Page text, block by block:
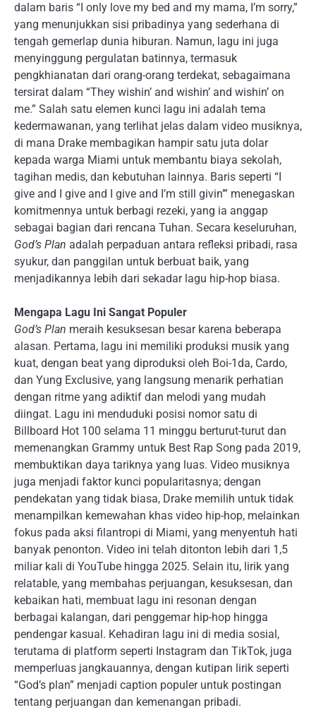
dalam baris “I only love my bed and my mama, I’m sorry,”
yang menunjukkan sisi pribadinya yang sederhana di
tengah gemerlap dunia hiburan. Namun, lagu ini juga
menyinggung pergulatan batinnya, termasuk
pengkhianatan dari orang-orang terdekat, sebagaimana
tersirat dalam “They wishin’ and wishin’ and wishin’ on
me.” Salah satu elemen kunci lagu ini adalah tema
kedermawanan, yang terlihat jelas dalam video musiknya,
di mana Drake membagikan hampir satu juta dolar
kepada warga Miami untuk membantu biaya sekolah,
tagihan medis, dan kebutuhan lainnya. Baris seperti “I
give and I give and I give and I’m still givin’” menegaskan
komitmennya untuk berbagi rezeki, yang ia anggap
sebagai bagian dari rencana Tuhan. Secara keseluruhan,
God’s Plan adalah perpaduan antara refleksi pribadi, rasa
syukur, dan panggilan untuk berbuat baik, yang
menjadikannya lebih dari sekadar lagu hip-hop biasa.
Mengapa Lagu Ini Sangat Populer
God’s Plan meraih kesuksesan besar karena beberapa
alasan. Pertama, lagu ini memiliki produksi musik yang
kuat, dengan beat yang diproduksi oleh Boi-1da, Cardo,
dan Yung Exclusive, yang langsung menarik perhatian
dengan ritme yang adiktif dan melodi yang mudah
diingat. Lagu ini menduduki posisi nomor satu di
Billboard Hot 100 selama 11 minggu berturut-turut dan
memenangkan Grammy untuk Best Rap Song pada 2019,
membuktikan daya tariknya yang luas. Video musiknya
juga menjadi faktor kunci popularitasnya; dengan
pendekatan yang tidak biasa, Drake memilih untuk tidak
menampilkan kemewahan khas video hip-hop, melainkan
fokus pada aksi filantropi di Miami, yang menyentuh hati
banyak penonton. Video ini telah ditonton lebih dari 1,5
miliar kali di YouTube hingga 2025. Selain itu, lirik yang
relatable, yang membahas perjuangan, kesuksesan, dan
kebaikan hati, membuat lagu ini resonan dengan
berbagai kalangan, dari penggemar hip-hop hingga
pendengar kasual. Kehadiran lagu ini di media sosial,
terutama di platform seperti Instagram dan TikTok, juga
memperluas jangkauannya, dengan kutipan lirik seperti
“God’s plan” menjadi caption populer untuk postingan
tentang perjuangan dan kemenangan pribadi.